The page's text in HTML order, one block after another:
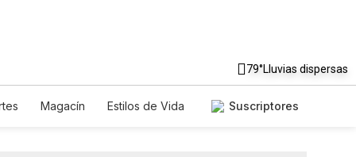
79°Lluvias dispersas
Magacín
Estilos de Vida
Suscriptores